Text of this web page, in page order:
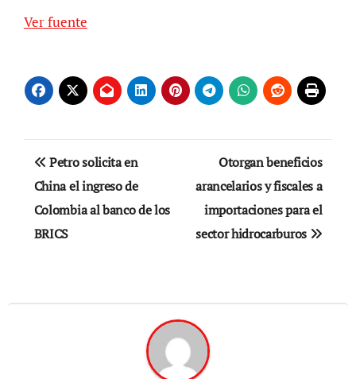
Ver fuente
Navegación
de
entradas
Petro solicita en
China el ingreso de
Colombia al banco de los
BRICS
Otorgan beneficios
arancelarios y fiscales a
importaciones para el
sector hidrocarburos